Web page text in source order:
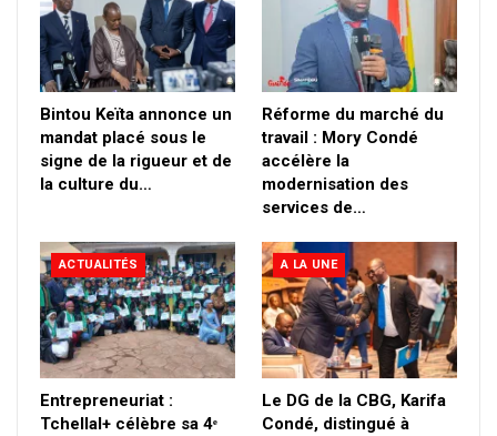
Bintou Keïta annonce un
mandat placé sous le
signe de la rigueur et de
la culture du…
Réforme du marché du
travail : Mory Condé
accélère la
modernisation des
services de…
ACTUALITÉS
Entrepreneuriat :
Tchellal+ célèbre sa 4ᵉ
A LA UNE
Le DG de la CBG, Karifa
Condé, distingué à